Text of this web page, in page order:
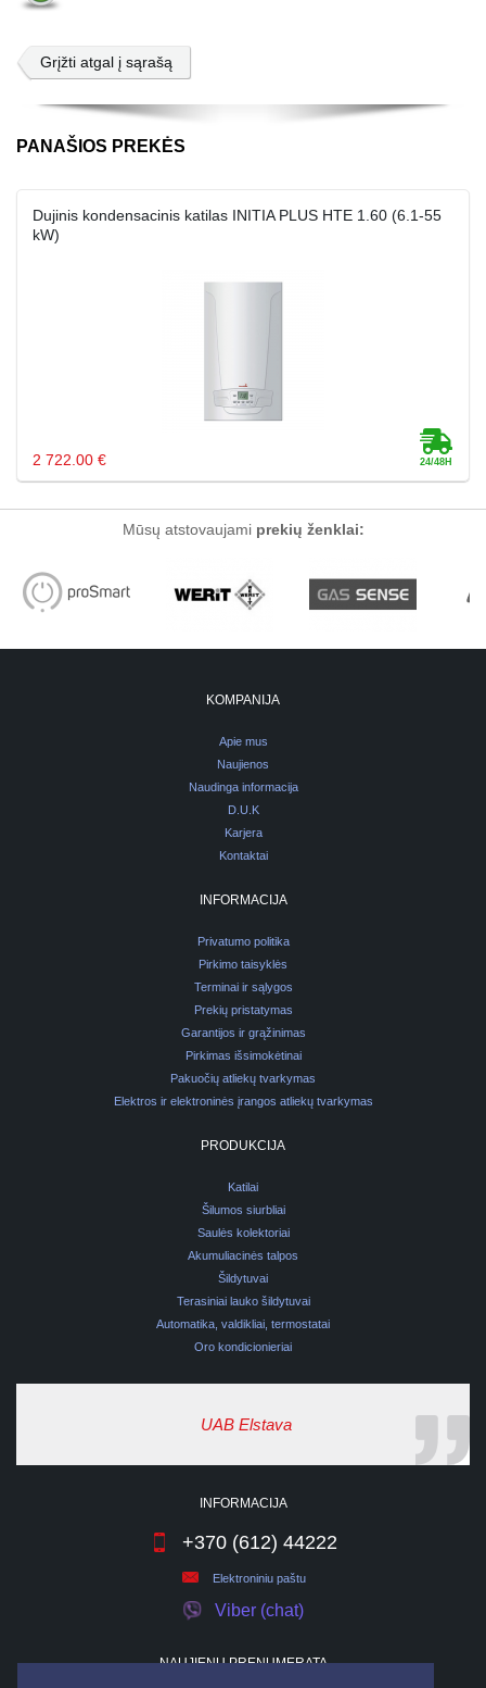
Grįžti atgal į sąrašą
PANAŠIOS PREKĖS
Dujinis kondensacinis katilas INITIA PLUS HTE 1.60 (6.1-55
kW)
2 722.00 €
Mūsų atstovaujami prekių ženklai:
KOMPANIJA
Apie mus
Naujienos
Naudinga informacija
D.U.K
Karjera
Kontaktai
INFORMACIJA
Privatumo politika
Pirkimo taisyklės
Terminai ir sąlygos
Prekių pristatymas
Garantijos ir grąžinimas
Pirkimas išsimokėtinai
Pakuočių atliekų tvarkymas
Elektros ir elektroninės įrangos atliekų tvarkymas
PRODUKCIJA
Katilai
Šilumos siurbliai
Saulės kolektoriai
Akumuliacinės talpos
Šildytuvai
Terasiniai lauko šildytuvai
Automatika, valdikliai, termostatai
Oro kondicionieriai
UAB Elstava
INFORMACIJA
+370 (612) 44222
Elektroniniu paštu
Viber (chat)
NAUJIENŲ PRENUMERATA